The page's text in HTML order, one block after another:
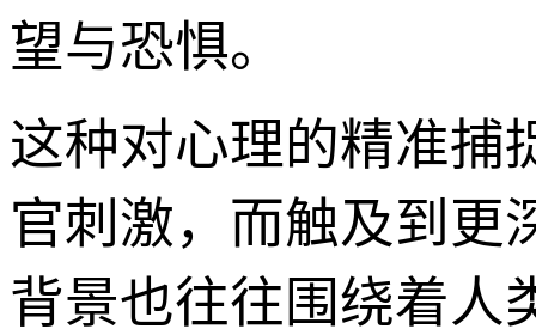
望与恐惧。
这种对心理的精准捕
官刺激，而触及到更
背景也往往围绕着人